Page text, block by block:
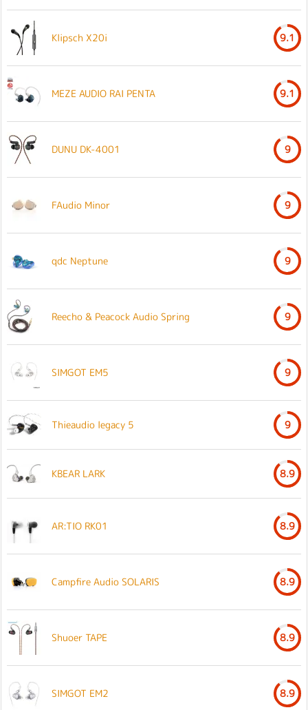
Klipsch X20i 9.1
MEZE AUDIO RAI PENTA 9.1
DUNU DK-4001 9
FAudio Minor 9
qdc Neptune 9
Reecho & Peacock Audio Spring 9
SIMGOT EM5 9
Thieaudio legacy 5 9
KBEAR LARK 8.9
AR:TIO RK01 8.9
Campfire Audio SOLARIS 8.9
Shuoer TAPE 8.9
SIMGOT EM2 8.9